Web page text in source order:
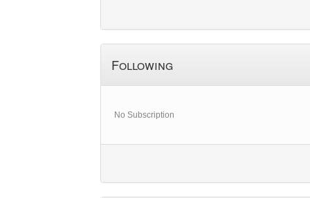
Following
No Subscription